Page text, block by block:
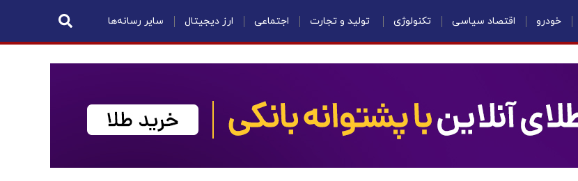
خودرو اقتصاد سیاسی تکنولوژی تولید و تجارت اجتماعی ارز دیجیتال سایر رسانه‌ها